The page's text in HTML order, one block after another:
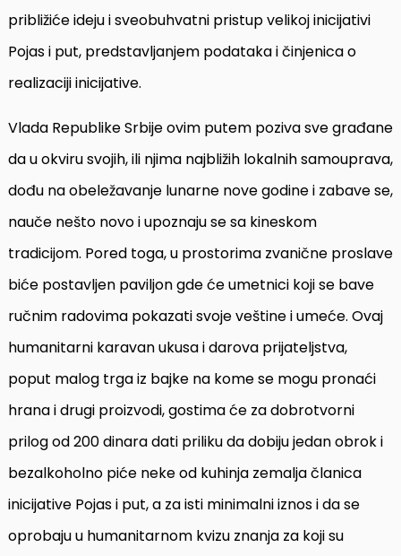
približiće ideju i sveobuhvatni pristup velikoj inicijativi
Pojas i put, predstavljanjem podataka i činjenica o
realizaciji inicijative.
Vlada Republike Srbije ovim putem poziva sve građane
da u okviru svojih, ili njima najbližih lokalnih samouprava,
dođu na obeležavanje lunarne nove godine i zabave se,
nauče nešto novo i upoznaju se sa kineskom
tradicijom. Pored toga, u prostorima zvanične proslave
biće postavljen paviljon gde će umetnici koji se bave
ručnim radovima pokazati svoje veštine i umeće. Ovaj
humanitarni karavan ukusa i darova prijateljstva,
poput malog trga iz bajke na kome se mogu pronaći
hrana i drugi proizvodi, gostima će za dobrotvorni
prilog od 200 dinara dati priliku da dobiju jedan obrok i
bezalkoholno piće neke od kuhinja zemalja članica
inicijative Pojas i put, a za isti minimalni iznos i da se
oprobaju u humanitarnom kvizu znanja za koji su